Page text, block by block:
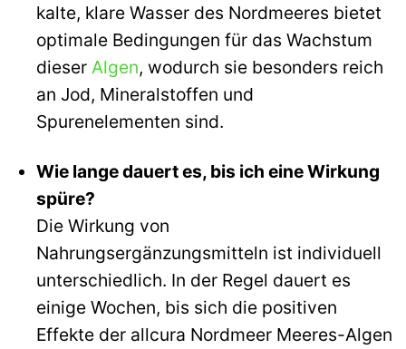
kalte, klare Wasser des Nordmeeres bietet
optimale Bedingungen für das Wachstum
dieser Algen, wodurch sie besonders reich
an Jod, Mineralstoffen und
Spurenelementen sind.
Wie lange dauert es, bis ich eine Wirkung
spüre?
Die Wirkung von
Nahrungsergänzungsmitteln ist individuell
unterschiedlich. In der Regel dauert es
einige Wochen, bis sich die positiven
Effekte der allcura Nordmeer Meeres-Algen